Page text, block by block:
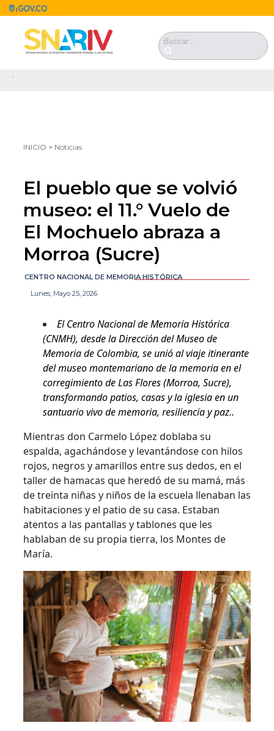
Pasar al contenido principal
Formulario de
búsqueda
.
INICIO > Noticias
El pueblo que se volvió
museo: el 11.° Vuelo de
El Mochuelo abraza a
Morroa (Sucre)
CENTRO NACIONAL DE MEMORIA HISTÓRICA
Lunes, Mayo 25, 2026
El Centro Nacional de Memoria Histórica
(CNMH), desde la Dirección del Museo de
Memoria de Colombia, se unió al viaje itinerante
del museo montemariano de la memoria en el
corregimiento de Las Flores (Morroa, Sucre),
transformando patios, casas y la iglesia en un
santuario vivo de memoria, resiliencia y paz..
Mientras don Carmelo López doblaba su
espalda, agachándose y levantándose con hilos
rojos, negros y amarillos entre sus dedos, en el
taller de hamacas que heredó de su mamá, más
de treinta niñas y niños de la escuela llenaban las
habitaciones y el patio de su casa. Estaban
atentos a las pantallas y tablones que les
hablaban de su propia tierra, los Montes de
María.